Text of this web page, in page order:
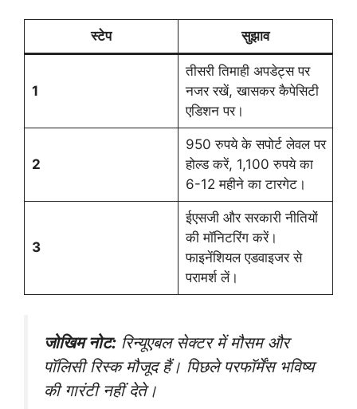
स्टेप सुझाव
1
तीसरी तिमाही अपडेट्स पर
नजर रखें, खासकर कैपेसिटी
एडिशन पर।
2
950 रुपये के सपोर्ट लेवल पर
होल्ड करें, 1,100 रुपये का
6-12 महीने का टारगेट।
3
ईएसजी और सरकारी नीतियों
की मॉनिटरिंग करें।
फाइनेंशियल एडवाइजर से
परामर्श लें।
जोखिम नोट: रिन्यूएबल सेक्टर में मौसम और
पॉलिसी रिस्क मौजूद हैं। पिछले परफॉर्मेंस भविष्य
की गारंटी नहीं देते।